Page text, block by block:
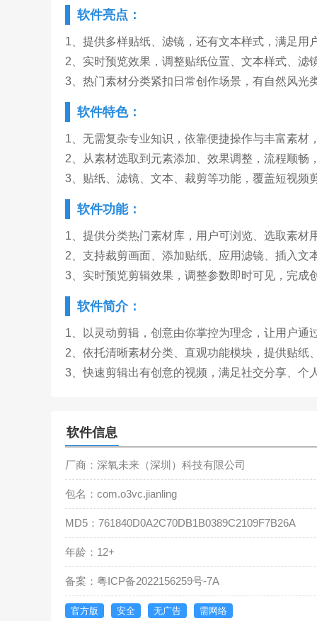
软件亮点：
1、提供多样贴纸、滤镜，还有文本样式，满足用
2、实时预览效果，调整贴纸位置、文本样式、滤
3、热门素材分类紧扣日常创作场景，有自然风光
软件特色：
1、无需复杂专业知识，依靠便捷操作与丰富素材
2、从素材选取到元素添加、效果调整，流程顺
3、贴纸、滤镜、文本、裁剪等功能，覆盖短视频
软件功能：
1、提供分类热门素材库，用户可浏览、选取素材
2、支持裁剪画面、添加贴纸、应用滤镜、插入文
3、实时预览剪辑效果，调整参数即时可见，完成
软件简介：
1、以灵动剪辑，创意由你掌控为理念，让用户通
2、依托清晰素材分类、直观功能模块，提供贴纸
3、快速剪辑出有创意的视频，满足社交分享、个
软件信息
厂商：深氧未来（深圳）科技有限公司
包名：com.o3vc.jianling
MD5：761840D0A2C70DB1B0389C2109F7B26A
年龄：12+
备案：粤ICP备2022156259号-7A
官方版 安全 无广告 需网络